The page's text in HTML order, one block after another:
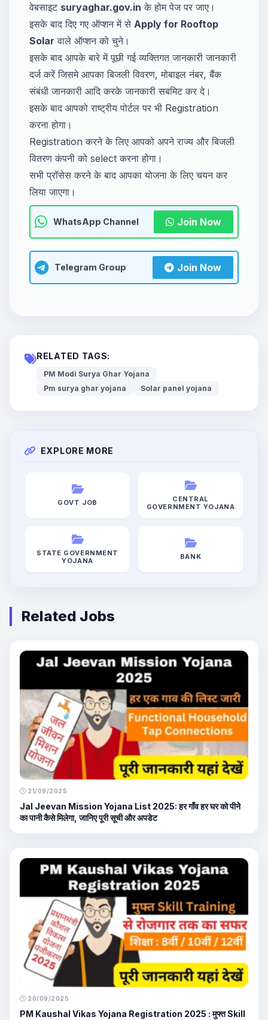
वेबसाइट suryaghar.gov.in के होम पेज पर जाए।
इसके बाद दिए गए ऑप्शन में से Apply for Rooftop
Solar वाले ऑप्शन को चुने।
इसके बाद आपके बारे में पूछी गई व्यक्तिगत जानकारी जानकारी
दर्ज करें जिसमे आपका बिजली विवरण, मोबाइल नंबर, बैंक
संबंधी जानकारी आदि करके जानकारी सबमिट कर दे।
इसके बाद आपको राष्ट्रीय पोर्टल पर भी Registration
करना होगा।
Registration करने के लिए आपको अपने राज्य और बिजली
वितरण कंपनी को select करना होगा।
सभी प्रॉसेस करने के बाद आपका योजना के लिए चयन कर
लिया जाएगा।
WhatsApp Channel Join Now
Telegram Group Join Now
RELATED TAGS:
PM Modi Surya Ghar Yojana
Pm surya ghar yojana
Solar panel yojana
EXPLORE MORE
GOVT JOB
CENTRAL
GOVERNMENT YOJANA
STATE GOVERNMENT
YOJANA
BANK
Related Jobs
21/09/2025
Jal Jeevan Mission Yojana List 2025: हर गाँव हर घर को पीने
का पानी कैसे मिलेगा, जानिए पूरी सूची और अपडेट
20/09/2025
PM Kaushal Vikas Yojana Registration 2025 : मुफ्त Skill